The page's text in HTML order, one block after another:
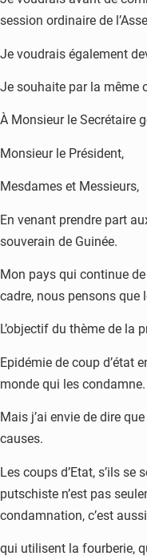
session ordinaire de
Je voudrais également
Je souhaite par la même
À Monsieur le Secrétaire
Monsieur le Président,
Mesdames et Messieurs,
En venant prendre part
souverain de Guinée.
Mon pays qui continue
cadre, nous pensons
L’objectif du thème de la
Epidémie de coup d’état
monde qui les
Mais j’ai envie de dire
causes.
Les coups d’Etat, s’ils
putschiste n’est pas
condamnation, c’est
qui utilisent la fourberie,